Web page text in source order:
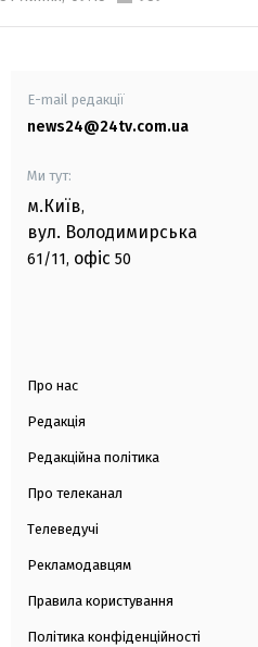
E-mail редакції
news24@24tv.com.ua
Ми тут:
м.Київ,
вул. Володимирська
61/11, офіс 50
Про нас
Редакція
Редакційна політика
Про телеканал
Телеведучі
Рекламодавцям
Правила користування
Політика конфіденційності